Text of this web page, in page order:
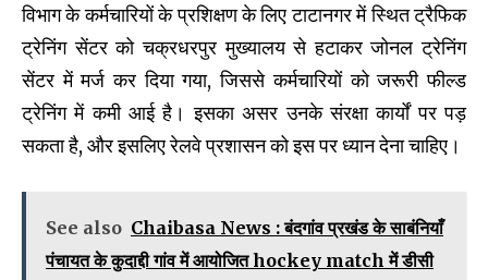
विभाग के कर्मचारियों के प्रशिक्षण के लिए टाटानगर में स्थित ट्रैफिक
ट्रेनिंग सेंटर को चक्रधरपुर मुख्यालय से हटाकर जोनल ट्रेनिंग
सेंटर में मर्ज कर दिया गया, जिससे कर्मचारियों को जरूरी फील्ड
ट्रेनिंग में कमी आई है। इसका असर उनके संरक्षा कार्यों पर पड़
सकता है, और इसलिए रेलवे प्रशासन को इस पर ध्यान देना चाहिए।
See also Chaibasa News : बंदगांव प्रखंड के साबंनियाँ
पंचायत के कुदाद्दी गांव में आयोजित hockey match में डीसी